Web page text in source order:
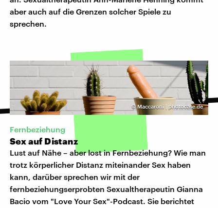
aber auch auf die Grenzen solcher Spiele zu
sprechen.
©Maccaroni | photocase.de
Fernbeziehung
Sex auf Distanz
Lust auf Nähe – aber lost in Fernbeziehung? Wie man
trotz körperlicher Distanz miteinander Sex haben
kann, darüber sprechen wir mit der
fernbeziehungserprobten Sexualtherapeutin Gianna
Bacio vom "Love Your Sex"-Podcast. Sie berichtet